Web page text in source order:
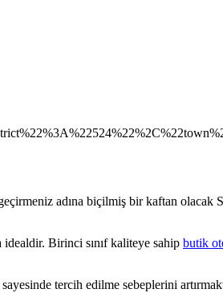
adına biçilmiş bir kaftan olacak
Birinci sınıf kaliteye sahip butik
tercih edilme sebeplerini